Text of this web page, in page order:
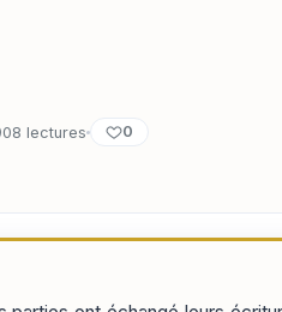
lectures 0